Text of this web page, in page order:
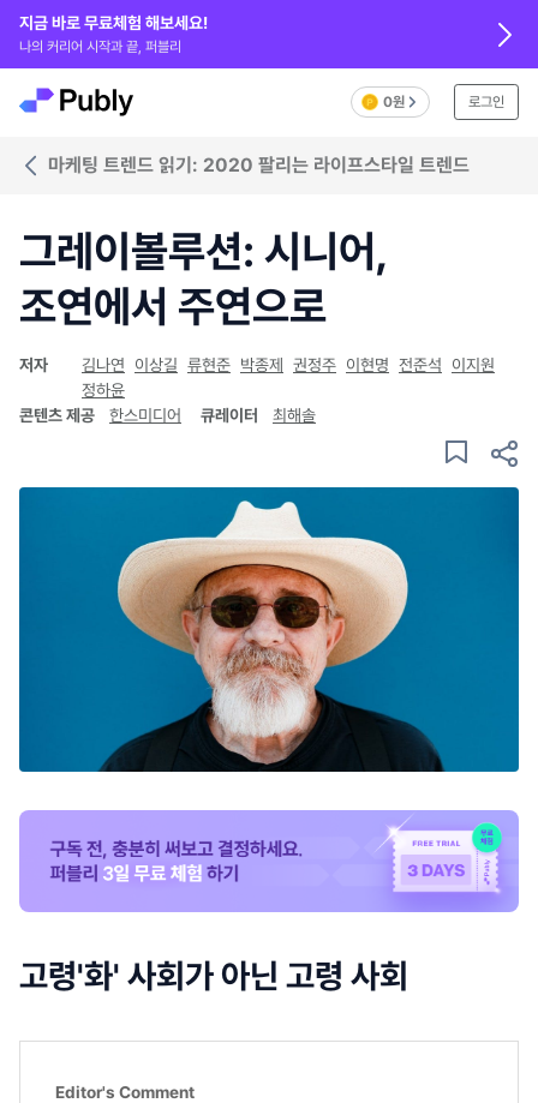
지금 바로 무료체험 해보세요!
나의 커리어 시작과 끝, 퍼블리
0원 로그인
마케팅 트렌드 읽기: 2020 팔리는 라이프스타일 트렌드
그레이볼루션: 시니어,
조연에서 주연으로
저자 김나연 이상길 류현준 박종제 권정주 이현명 전준석
이지원
정하윤
콘텐츠 제공
한스미디어 큐레이터 최해솔
고령'화' 사회가 아닌 고령 사회
Editor's Comment